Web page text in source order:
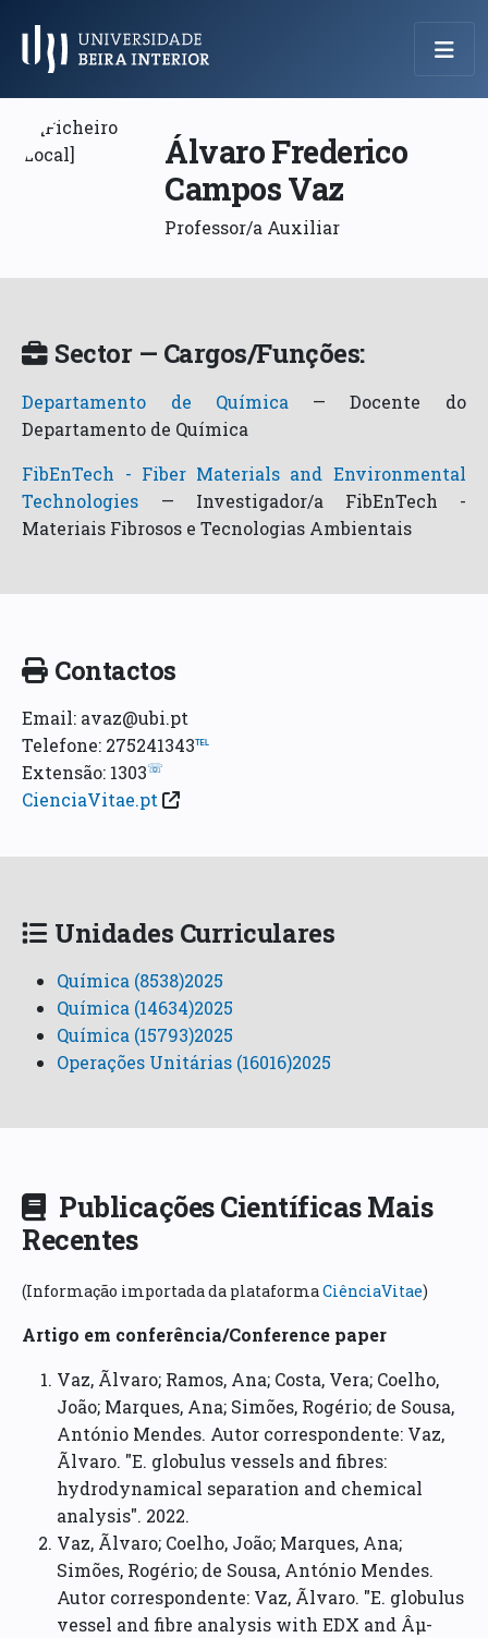
Menu Principal
Álvaro Frederico
Campos Vaz
Professor/a Auxiliar
Sector — Cargos/Funções:
Departamento de Química —Docente do
Departamento de Química
FibEnTech - Fiber Materials and Environmental
Technologies — Investigador/a FibEnTech -
Materiais Fibrosos e Tecnologias Ambientais
Contactos
Email: avaz@ubi.pt
Telefone: 275241343℡
Extensão: 1303☏
CienciaVitae.pt
Unidades Curriculares
Química (8538)2025
Química (14634)2025
Química (15793)2025
Operações Unitárias (16016)2025
Publicações Científicas Mais
Recentes
(Informação importada da plataformaCiênciaVitae)
Artigo em conferência/Conference paper
Vaz, Ãlvaro; Ramos, Ana; Costa, Vera; Coelho,
João; Marques, Ana; Simões, Rogério; de Sousa,
António Mendes. Autor correspondente: Vaz,
Ãlvaro. "E. globulus vessels and fibres:
hydrodynamical separation and chemical
analysis". 2022.
Vaz, Ãlvaro; Coelho, João; Marques, Ana;
Simões, Rogério; de Sousa, António Mendes.
Autor correspondente: Vaz, Ãlvaro. "E. globulus
vessel and fibre analysis with EDX and Âµ-